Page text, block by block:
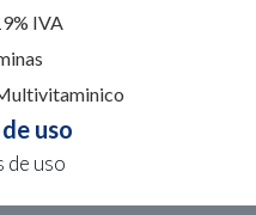
IVA
uso
de uso